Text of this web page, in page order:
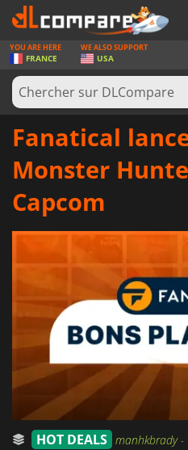
JEUX
CARTES PRÉPAYÉES
LOGICIELS
SE CONNECTER OU S'INSCRIRE
YOU ARE HERE
FRANCE
WE ALSO SUPPORT
USA
Fanatical
Monster
Capcom
HOT DEALS manhkbrady-